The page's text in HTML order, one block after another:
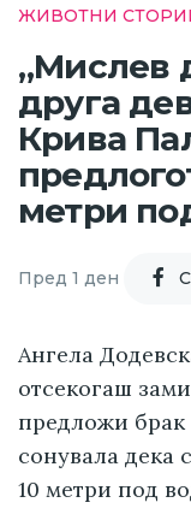
ЖИВОТНИ
„Мислев
друга
Крива
метри
Пред 1 ден
Ангела
отсекогаш
предложи
сонувала дека
10 метри под